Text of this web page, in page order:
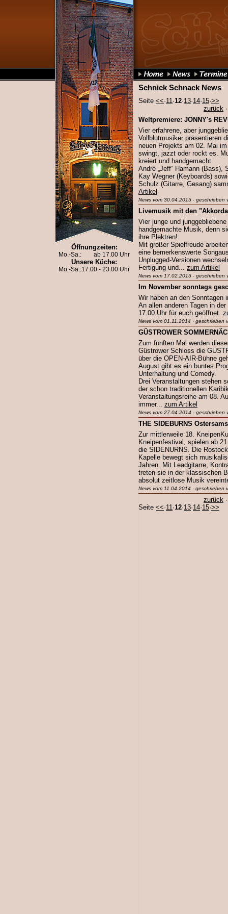
Öffnungzeiten:
Mo.-Sa.: ab 17.00 Uhr
Unsere Küche:
Mo.-Sa.:17.00 - 23.00 Uhr
Schnick Schnack News
Seite <<·11·12·13·14·15·>>
zurück
Weltpremiere: JONNY's
Vier erfahrene, aber
Vollblutmusiker präsentieren
neuen Projekts am 02. Mai
swingt, jazzt oder rockt es.
kreiert und handgemacht.
André „Jeff“ Hamann (Bass),
Kay Wegner (Keyboards)
Schulz (Gitarre, Gesang)
Artikel
News vom 30.04.2015 · geschrieben
Livemusik mit den
Vier junge und
handgemachte Musik, denn
ihre Plektren!
Mit großer Spielfreude
eine bemerkenswerte
Unplugged-Versionen
Fertigung und... zum Artikel
News vom 17.02.2015 · geschrieben
Im November sonntags
Wir haben an den Sonntagen
An allen anderen Tagen in
17.00 Uhr für euch geöffnet.
News vom 01.11.2014 · geschrieben
GÜSTROWER
Zum fünften Mal werden
Güstrower Schloss die
über die OPEN-AIR-Bühne
August gibt es ein buntes
Unterhaltung und Comedy.
Drei Veranstaltungen stehen
der schon traditionellen
Veranstaltungsreihe am 08.
immer... zum Artikel
News vom 27.04.2014 · geschrieben
THE SIDEBURNS
Zur mittlerweile 18.
Kneipenfestival, spielen ab
die SIDENURNS. Die
Kapelle bewegt sich
Jahren. Mit Leadgitarre,
treten sie in der klassischen
absolut zeitlose Musik
News vom 11.04.2014 · geschrieben
zurück
Seite <<·11·12·13·14·15·>>